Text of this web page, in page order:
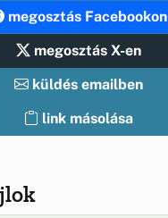
megosztás Facebookon
megosztás X-en
küldés emailben
link másolása